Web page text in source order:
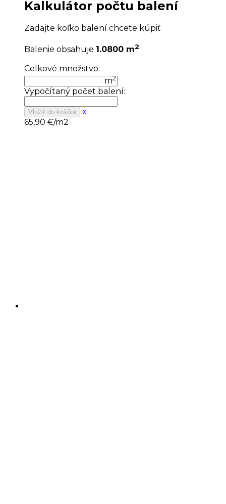
Kalkulátor počtu balení
Zadajte koľko balení chcete kúpiť
Balenie obsahuje 1.0800 m2
Celkové množstvo:
m2
Vypočítaný počet balení:
Vložiť do košíka
x
65,90 €/m2